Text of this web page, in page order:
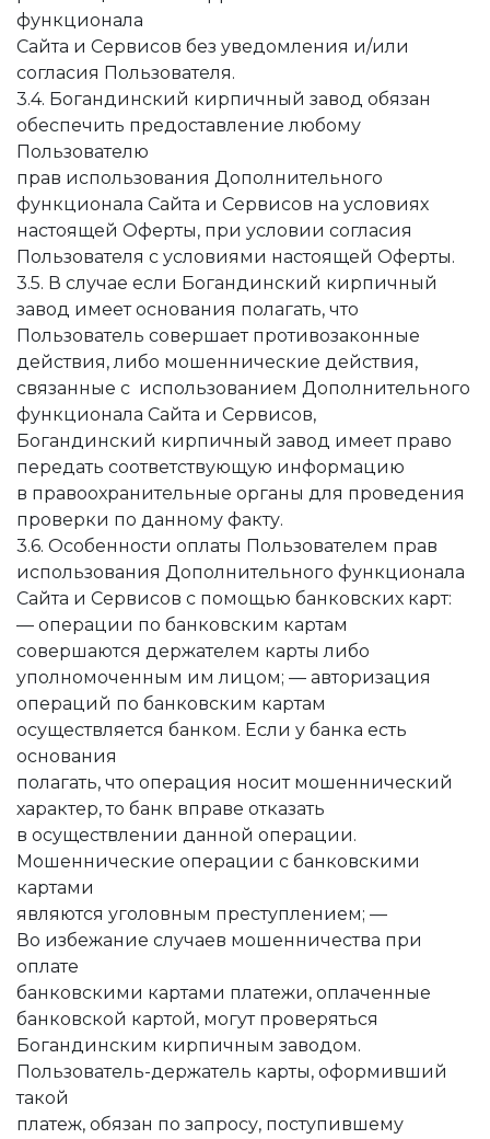
функционала
Сайта и Сервисов без уведомления и/или
согласия Пользователя.
3.4. Богандинский кирпичный завод обязан
обеспечить предоставление любому
Пользователю
прав использования Дополнительного
функционала Сайта и Сервисов на условиях
настоящей Оферты, при условии согласия
Пользователя с условиями настоящей Оферты.
3.5. В случае если Богандинский кирпичный
завод имеет основания полагать, что
Пользователь совершает противозаконные
действия, либо мошеннические действия,
связанные с использованием Дополнительного
функционала Сайта и Сервисов,
Богандинский кирпичный завод имеет право
передать соответствующую информацию
в правоохранительные органы для проведения
проверки по данному факту.
3.6. Особенности оплаты Пользователем прав
использования Дополнительного функционала
Сайта и Сервисов с помощью банковских карт:
— операции по банковским картам
совершаются держателем карты либо
уполномоченным им лицом; — авторизация
операций по банковским картам
осуществляется банком. Если у банка есть
основания
полагать, что операция носит мошеннический
характер, то банк вправе отказать
в осуществлении данной операции.
Мошеннические операции с банковскими
картами
являются уголовным преступлением; —
Во избежание случаев мошенничества при
оплате
банковскими картами платежи, оплаченные
банковской картой, могут проверяться
Богандинским кирпичным заводом.
Пользователь-держатель карты, оформивший
такой
платеж, обязан по запросу, поступившему